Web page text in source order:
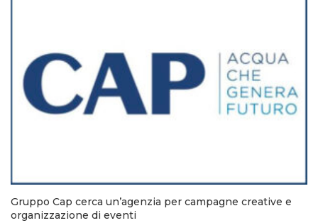
Gruppo Cap cerca un’agenzia per campagne creative e
organizzazione di eventi